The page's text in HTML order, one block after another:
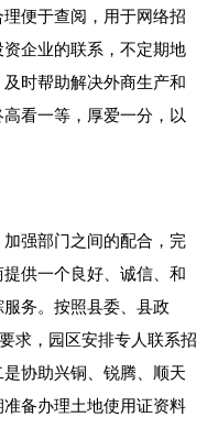
便于查阅，用于网络招
企业的联系，不定期地
时帮助解决外商生产和
看一等，厚爱一分，以
强部门之间的配合，完
供一个良好、诚信、和
务。按照县委、县政
求，园区安排专人联系招
协助兴铜、锐腾、顺天
备办理土地使用证资料